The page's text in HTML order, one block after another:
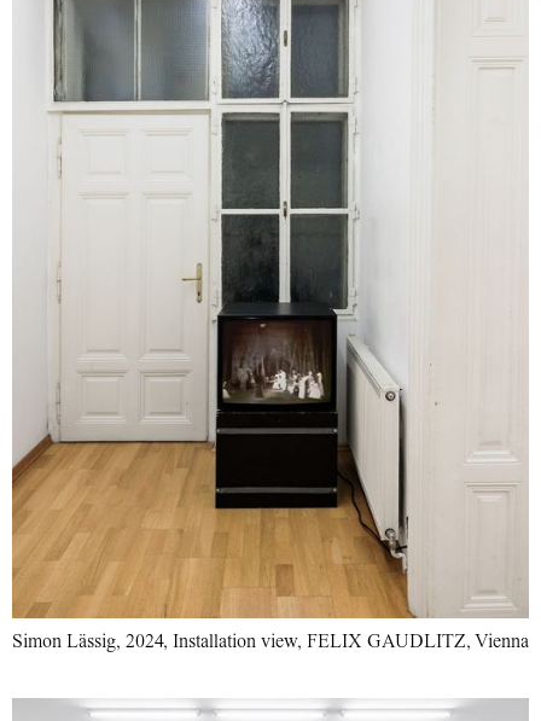
Simon Lässig, 2024, Installation view, FELIX GAUDLITZ, Vienna